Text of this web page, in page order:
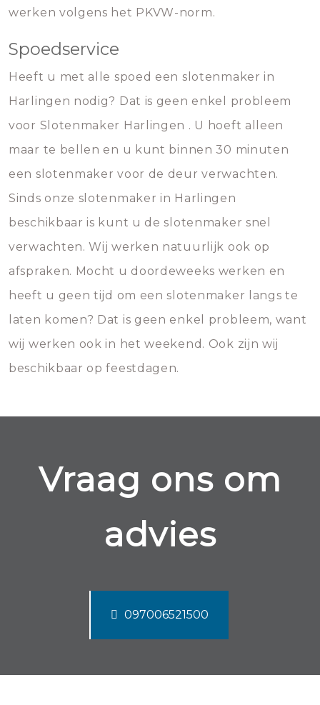
werken volgens het PKVW-norm.
Spoedservice
Heeft u met alle spoed een slotenmaker in
Harlingen nodig? Dat is geen enkel probleem
voor Slotenmaker Harlingen . U hoeft alleen
maar te bellen en u kunt binnen 30 minuten
een slotenmaker voor de deur verwachten.
Sinds onze slotenmaker in Harlingen
beschikbaar is kunt u de slotenmaker snel
verwachten. Wij werken natuurlijk ook op
afspraken. Mocht u doordeweeks werken en
heeft u geen tijd om een slotenmaker langs te
laten komen? Dat is geen enkel probleem, want
wij werken ook in het weekend. Ook zijn wij
beschikbaar op feestdagen.
Vraag ons om
advies
097006521500